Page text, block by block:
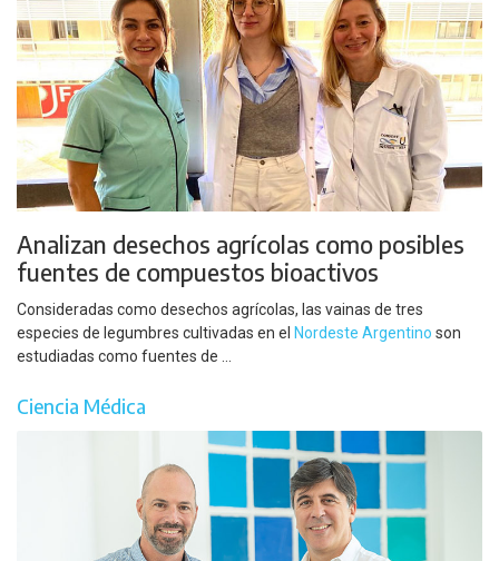
Analizan desechos agrícolas como posibles
fuentes de compuestos bioactivos
Consideradas como desechos agrícolas, las vainas de tres
especies de legumbres cultivadas en el Nordeste Argentino son
estudiadas como fuentes de ...
Ciencia Médica